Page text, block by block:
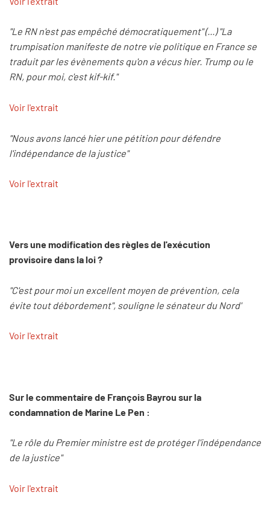
"Le RN n'est pas empêché démocratiquement" (...) "La
trumpisation manifeste de notre vie politique en France se
traduit par les évènements qu'on a vécus hier. Trump ou le
RN, pour moi, c'est kif-kif."
Voir l'extrait
"Nous avons lancé hier une pétition pour défendre
l'indépendance de la justice"
Voir l'extrait
Vers une modification des règles de l'exécution
provisoire dans la loi ?
"C'est pour moi un excellent moyen de prévention, cela
évite tout débordement", souligne le sénateur du Nord'
Voir l'extrait
Sur le commentaire de François Bayrou sur la
condamnation de Marine Le Pen :
"Le rôle du Premier ministre est de protéger l'indépendance
de la justice"
Voir l'extrait